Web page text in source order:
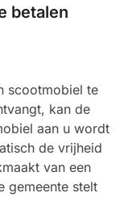
betalen
scootmobiel te
kan de
aan u wordt
de vrijheid
van een
gemeente stelt